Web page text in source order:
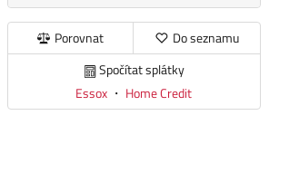
Porovnat
Do seznamu
Spočítat splátky
Essox ・ Home Credit